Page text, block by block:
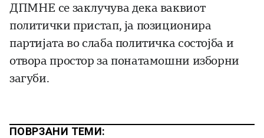
ДПМНЕ се заклучува дека ваквиот
политички пристап, ја позиционира
партијата во слаба политичка состојба и
отвора простор за понатамошни изборни
загуби.
ПОВРЗАНИ ТЕМИ: